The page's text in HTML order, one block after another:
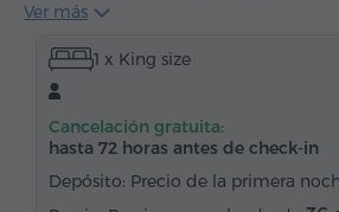
Pantuflas
Armario/Guardarropa
Silla
Servicio despertador
Agua embotellada
Ver más
1 x King size
Cancelación gratuita:
hasta 72 horas antes de check-in
Depósito: Precio de la primera